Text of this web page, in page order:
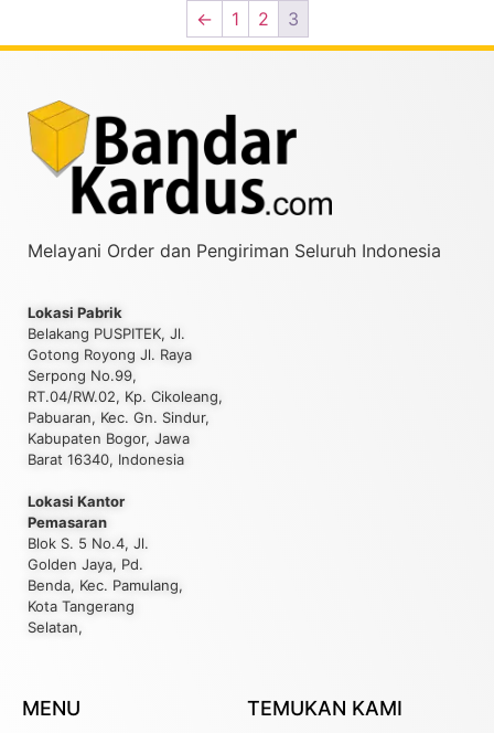
← 1 2 3
Melayani Order dan Pengiriman Seluruh Indonesia
Lokasi Pabrik
Belakang PUSPITEK, Jl.
Gotong Royong Jl. Raya
Serpong No.99,
RT.04/RW.02, Kp. Cikoleang,
Pabuaran, Kec. Gn. Sindur,
Kabupaten Bogor, Jawa
Barat 16340, Indonesia
Lokasi Kantor
Pemasaran
Blok S. 5 No.4, Jl.
Golden Jaya, Pd.
Benda, Kec. Pamulang,
Kota Tangerang
Selatan,
MENU TEMUKAN KAMI